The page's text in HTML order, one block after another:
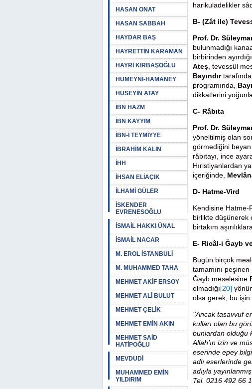
HASAN ONAT
HASAN SABBAH
HAYDAR BAŞ
HAYRETTİN KARAMAN
HAYRİ KIRBAŞOĞLU
HUMEYNİ-HAMANEY
HÜSEYİN ATAY
İBN HAZM
İBN KAYYIM
İBN-İ TEYMİYYE
İBRAHİM KALIN
İHH
İHSAN ELİAÇIK
İLHAMİ GÜLER
İSKENDER
EVRENESOĞLU
İSMAİL HAKKI ÜNAL
İSMAİL NACAR
M. EROL İSTANBULİ
M. MUHAMMED TAHA
MEHMET AKİF ERSOY
MEHMET ALİ BULUT
MEHMET ÇELİK
MEHMET EMİN AKIN
MEHMET SAİD
HATİPOĞLU
MEVDUDİ
MUHAMMED EMİN
YILDIRIM
harikuladelikler
B- (Zât ile)
Prof. Dr.
bulunmadığı
birbirinden
Ateş , tevessül
Bayındır
programında,
dikkatlerini
C- Râbıta
Prof. Dr.
yöneltilmiş olan
görmediğini
râbıtayı, ince
Hıristiyanlardan
içeriğinde,
D- Hatme-Vird
Kendisine Hatme-
birlikte düşünerek
birtakım
E- Ricâl-i Ğayb
Bugün birçok
tamamını
Ğayb meselesine
olmadığı[20]
olsa gerek, bu işin
‘’Ancak tasavvuf
kulları olan bu
bunlardan olduğu
Allah’ın izin ve
eserinde epey
adlı eserlerinde
adıyla
Tel. 0216 492 66